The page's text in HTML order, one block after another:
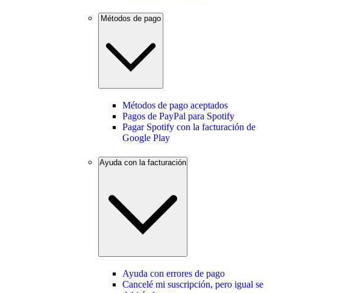
Métodos de pago aceptados
Pagos de PayPal para Spotify
Pagar Spotify con la facturación de
Google Play
Ayuda con la facturación
Ayuda con errores de pago
Cancelé mi suscripción, pero igual se